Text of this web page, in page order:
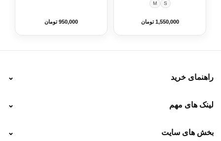
ورزشی
S
M
1,550,000 تومان 950,000 تومان
راهنمای خرید ⌄
نحوه پرداخت
راهنمای سفارش
لینک های مهم ⌄
رهگیری تیپاکس
بخش های سایت ⌄